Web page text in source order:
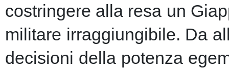
costringere alla resa un
militare irraggiungibile. Da
decisioni della potenza